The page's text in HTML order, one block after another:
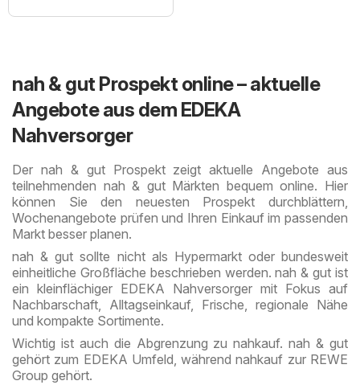
nah & gut Prospekt online – aktuelle
Angebote aus dem EDEKA
Nahversorger
Der nah & gut Prospekt zeigt aktuelle Angebote aus
teilnehmenden nah & gut Märkten bequem online. Hier
können Sie den neuesten Prospekt durchblättern,
Wochenangebote prüfen und Ihren Einkauf im passenden
Markt besser planen.
nah & gut sollte nicht als Hypermarkt oder bundesweit
einheitliche Großfläche beschrieben werden. nah & gut ist
ein kleinflächiger EDEKA Nahversorger mit Fokus auf
Nachbarschaft, Alltagseinkauf, Frische, regionale Nähe
und kompakte Sortimente.
Wichtig ist auch die Abgrenzung zu nahkauf. nah & gut
gehört zum EDEKA Umfeld, während nahkauf zur REWE
Group gehört.